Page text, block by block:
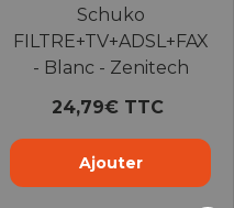
Schuko
FILTRE+TV+ADSL+FAX
- Blanc - Zenitech
24,79€ TTC
Ajouter